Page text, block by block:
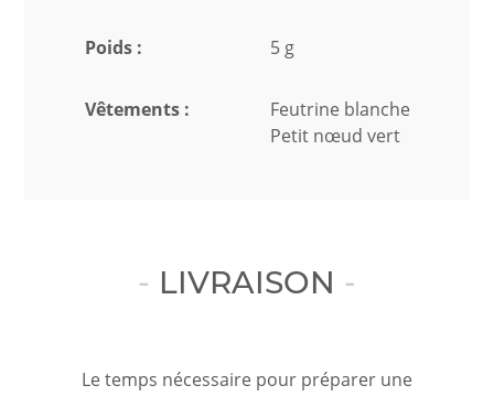
Poids : 5 g
Vêtements :
Feutrine blanche
Petit nœud vert
LIVRAISON
Le temps nécessaire pour préparer une